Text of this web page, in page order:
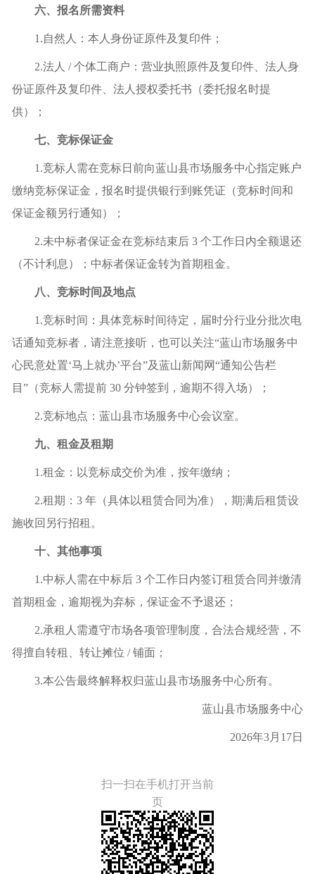
六、报名所需资料
1.自然人：本人身份证原件及复印件；
2.法人 / 个体工商户：营业执照原件及复印件、法人身
份证原件及复印件、法人授权委托书（委托报名时提
供）；
七、竞标保证金
1.竞标人需在竞标日前向蓝山县市场服务中心指定账户
缴纳竞标保证金，报名时提供银行到账凭证（竞标时间和
保证金额另行通知）；
2.未中标者保证金在竞标结束后 3 个工作日内全额退还
（不计利息）；中标者保证金转为首期租金。
八、竞标时间及地点
1.竞标时间：具体竞标时间待定，届时分行业分批次电
话通知竞标者，请注意接听，也可以关注“蓝山市场服务中
心民意处置‘马上就办’平台”及蓝山新闻网“通知公告栏
目”（竞标人需提前 30 分钟签到，逾期不得入场）；
2.竞标地点：蓝山县市场服务中心会议室。
九、租金及租期
1.租金：以竞标成交价为准，按年缴纳；
2.租期：3 年（具体以租赁合同为准），期满后租赁设
施收回另行招租。
十、其他事项
1.中标人需在中标后 3 个工作日内签订租赁合同并缴清
首期租金，逾期视为弃标，保证金不予退还；
2.承租人需遵守市场各项管理制度，合法合规经营，不
得擅自转租、转让摊位 / 铺面；
3.本公告最终解释权归蓝山县市场服务中心所有。
蓝山县市场服务中心
2026年3月17日
扫一扫在手机打开当前
页